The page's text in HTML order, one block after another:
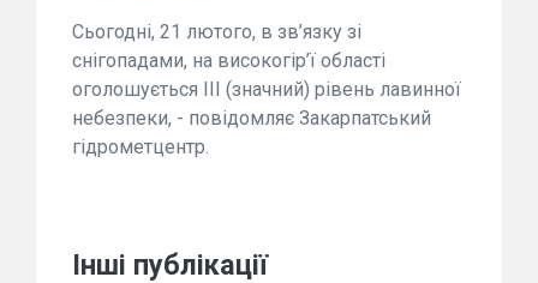
Сьогодні, 21 лютого, в зв’язку зі
снігопадами, на високогір’ї області
оголошується ІІІ (значний) рівень лавинної
небезпеки, - повідомляє Закарпатський
гідрометцентр.
Інші публікації